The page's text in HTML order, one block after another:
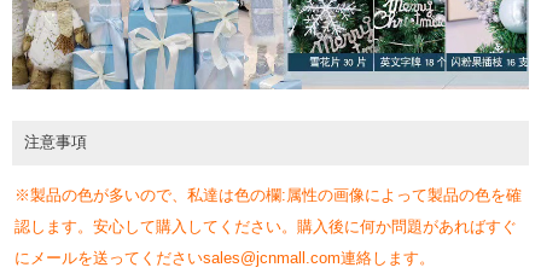
注意事項
※製品の色が多いので、私達は色の欄:属性の画像によって製品の色を確
認します。安心して購入してください。購入後に何か問題があればすぐ
にメールを送ってくださいsales@jcnmall.com連絡します。